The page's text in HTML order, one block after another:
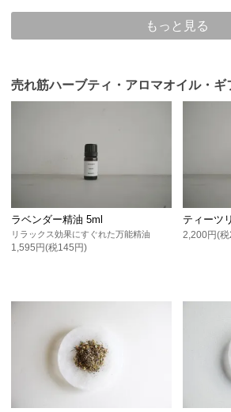
もっと見る
売れ筋ハーブティ・アロマオイル・ギ
ラベンダー精油 5ml
リラックス効果にすぐれた万能精油
1,595円(税145円)
ティーツ
2,200円(